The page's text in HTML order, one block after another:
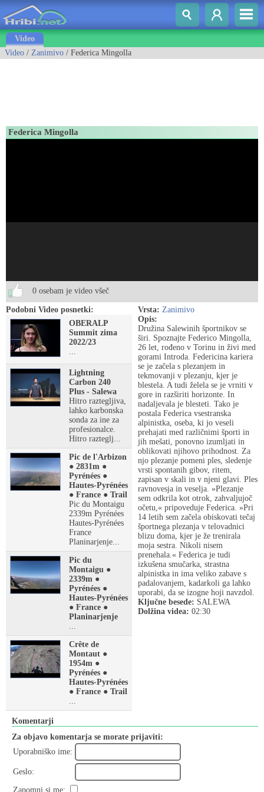
Video
Video / Zanimivo / Federica Mingolla
Federica Mingolla
0 osebam je video všeč
Podobni Video posnetki:
OBERALP
Summit zima
2022/23
...
Lightning
Carbon 240
Plus - Salewa
Hitro raztegljiva,
lahko karbonska
sonda za ine za
profesionalce.
Hitro razteglj...
Pic de l'Arbizon
● 2831m ●
Pyrénées ●
Hautes-Pyrénées
● France ● Trail
Pic du Montaigu
2339m Pyrénées
Hautes-Pyrénées
France
Planinarjenje...
Pic du
Montaigu ●
2339m ●
Pyrénées ●
Hautes-Pyrénées
● France ●
Planinarjenje
...
Crête de
Montaut ●
1954m ●
Pyrénées ●
Hautes-Pyrénées
● France ● Trail
...
Vrsta: Zanimivo
Opis:
Družina Salewinih športnikov se
širi. Spoznajte Federico Mingolla,
26 let, rođeno v Torinu in živi med
gorami Introda. Federicina kariera
se je začela s plezanjem in
tekmovanji v plezanju, kjer je
blestela. A tudi želela se je vrniti v
gore in razširiti horizonte. In
nadaljevala je blesteti. Tako je
postala Federica vsestranska
alpinistka, oseba, ki jo veseli
prehajati med različnimi športi in
jih mešati, ponovno izumljati in
oblikovati njihovo prihodnost. Za
njo plezanje pomeni ples, sledenje
vrsti spontanih gibov, ritem,
zapisan v skali in v njeni glavi. Ples
ravnovesja in veselja. »Plezanje
sem odkrila kot otrok, zahvaljujoč
očetu,« pripoveduje Federica. »Pri
14 letih sem začela obiskovati tečaj
športnega plezanja v telovadnici
blizu doma, kjer je že trenirala
moja sestra. Nikoli nisem
prenehala.« Federica je tudi
izkušena smučarka, strastna
alpinistka in ima veliko zabave s
padalovanjem, kadarkoli ga lahko
uporabi, da se izogne hoji navzdol.
Ključne besede: SALEWA
Dolžina videa: 02:30
Komentarji
Za objavo komentarja se morate prijaviti:
Uporabniško ime:
Geslo:
Zapomni si me: